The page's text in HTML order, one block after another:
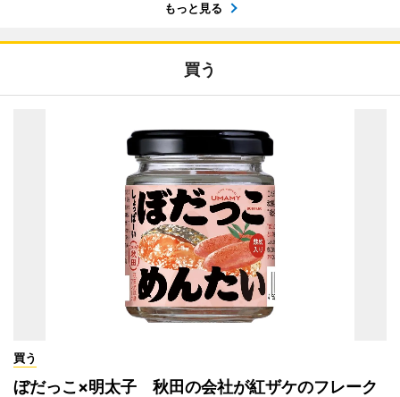
もっと見る
買う
買う
ぼだっこ×明太子 秋田の会社が紅ザケのフレーク